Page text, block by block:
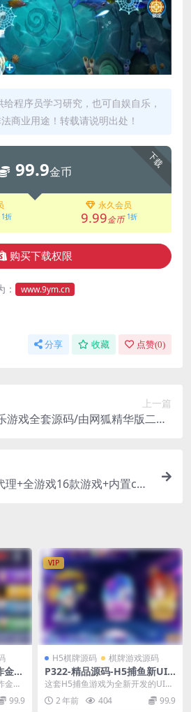
程序员学习研究，也可自娱自乐，
商业用途！转载请说明出处！
下载
99.9金币
1折
永久会员
9.99金币 1折
购买下载权限
www.9ym.cn
分享 收藏 点赞(0)
上一篇
游戏全套源码/由网狐精华版二开/
理+全游戏16款游戏+内置cp
金
乐
下
金
合
99.9
VIP
H5棋牌源码 棋牌游戏源码
P322-精品源码-H5捕鱼新UI
源码+支付接口+搭建教程
这套H5捕鱼游戏为全新开发的UI，
源码带有支付接口，可真正实现商
用，附有详细搭建...
2 年前 404 99.9